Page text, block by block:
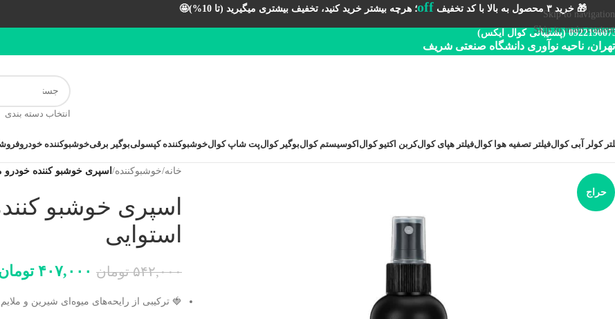
Skip to navigation
Skip to main content
🎁 خرید ۳ محصول به بالا با کد تخفیف off؛ هرچه بیشتر خرید کنید، تخفیف بیشتری میگیرید (تا 10%)🤩
(پشتیبانی کوال ایکس)
تهران، ناحیه نوآوری دانشگاه صنعتی شریف
انتخاب دسته بندی
کولر آبی کوالفیلتر تصفیه هوا کوالفیلتر هپای کوالکربن اکتیو کوال اکوسیستم کوالبوگیر کوالپت شاپ کوالخوشبوکننده کپسولیبوگیر برقیخوشبوکننده خودرو
حراج
خانه/خوشبوکننده/اسپری خوشبو کننده خودرو
اسپری خوشبو
استوایی
۵۴۲,۰۰۰ تومان ۴۰۷,۰۰۰
🍓 ترکیبی از رایحه‌های میوه‌ای شیرین و ملایم